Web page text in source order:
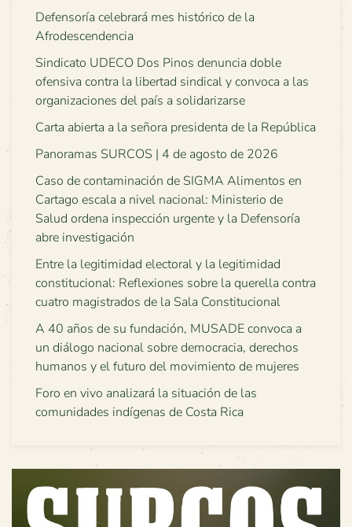
Defensoría celebrará mes histórico de la
Afrodescendencia
Sindicato UDECO Dos Pinos denuncia doble
ofensiva contra la libertad sindical y convoca a las
organizaciones del país a solidarizarse
Carta abierta a la señora presidenta de la República
Panoramas SURCOS | 4 de agosto de 2026
Caso de contaminación de SIGMA Alimentos en
Cartago escala a nivel nacional: Ministerio de
Salud ordena inspección urgente y la Defensoría
abre investigación
Entre la legitimidad electoral y la legitimidad
constitucional: Reflexiones sobre la querella contra
cuatro magistrados de la Sala Constitucional
A 40 años de su fundación, MUSADE convoca a
un diálogo nacional sobre democracia, derechos
humanos y el futuro del movimiento de mujeres
Foro en vivo analizará la situación de las
comunidades indígenas de Costa Rica